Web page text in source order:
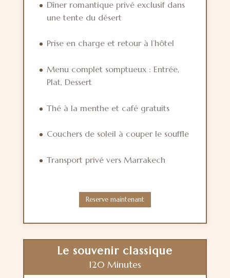
Dîner romantique privé exclusif dans
une tente du désert
Prise en charge et retour à l’hôtel
Menu complet somptueux : Entrée,
Plat, Dessert
Thé à la menthe et café gratuits
Couchers de soleil à couper le souffle
Transport privé vers Marrakech
Reserve maintenant
Le souvenir classique
120 Minutes